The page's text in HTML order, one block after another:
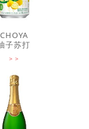
CHOYA
子苏打